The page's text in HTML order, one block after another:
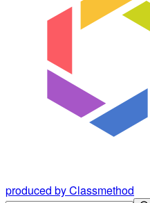
produced by Classmethod